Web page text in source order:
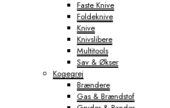
Faste Knive
Foldeknive
Knive
Knivslibere
Multitools
Sav & Økser
Kogegrej
Brændere
Gas & Brændstof